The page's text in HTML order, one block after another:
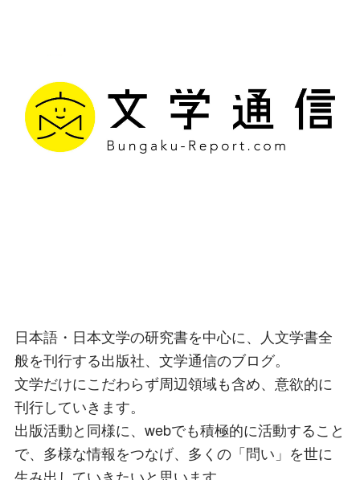
日本語・日本文学の研究書を中心に、人文学書全
般を刊行する出版社、文学通信のブログ。
文学だけにこだわらず周辺領域も含め、意欲的に
刊行していきます。
出版活動と同様に、webでも積極的に活動すること
で、多様な情報をつなげ、多くの「問い」を世に